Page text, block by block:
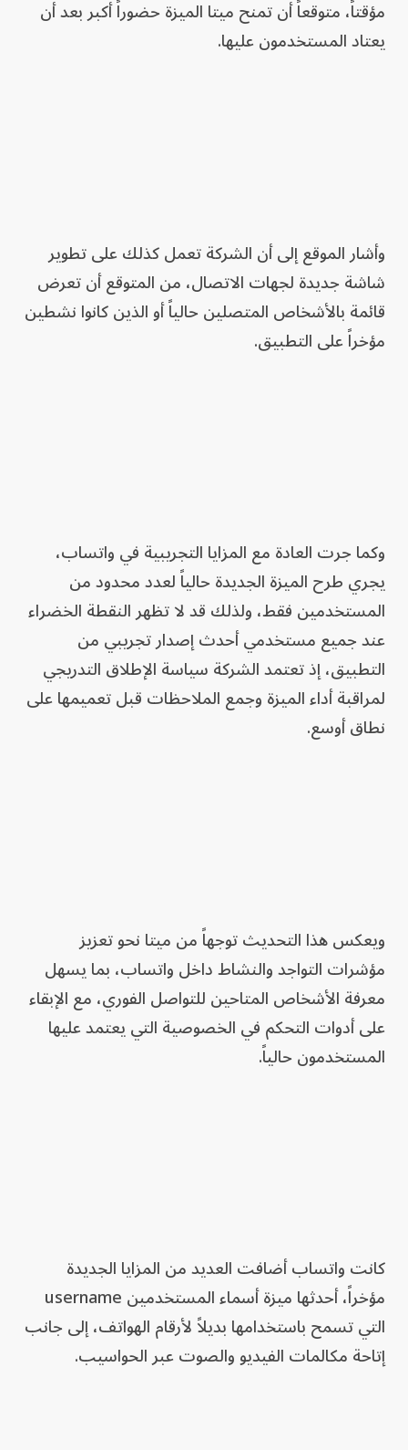
مؤقتاً، متوقعاً أن تمنح ميتا الميزة حضوراً أكبر بعد أن
يعتاد المستخدمون عليها.
وأشار الموقع إلى أن الشركة تعمل كذلك على تطوير
شاشة جديدة لجهات الاتصال، من المتوقع أن تعرض
قائمة بالأشخاص المتصلين حالياً أو الذين كانوا نشطين
مؤخراً على التطبيق.
وكما جرت العادة مع المزايا التجريبية في واتساب،
يجري طرح الميزة الجديدة حالياً لعدد محدود من
المستخدمين فقط، ولذلك قد لا تظهر النقطة الخضراء
عند جميع مستخدمي أحدث إصدار تجريبي من
التطبيق، إذ تعتمد الشركة سياسة الإطلاق التدريجي
لمراقبة أداء الميزة وجمع الملاحظات قبل تعميمها على
نطاق أوسع.
ويعكس هذا التحديث توجهاً من ميتا نحو تعزيز
مؤشرات التواجد والنشاط داخل واتساب، بما يسهل
معرفة الأشخاص المتاحين للتواصل الفوري، مع الإبقاء
على أدوات التحكم في الخصوصية التي يعتمد عليها
المستخدمون حالياً.
كانت واتساب أضافت العديد من المزايا الجديدة
مؤخراً، أحدثها ميزة أسماء المستخدمين username
التي تسمح باستخدامها بديلاً لأرقام الهواتف، إلى جانب
إتاحة مكالمات الفيديو والصوت عبر الحواسيب.